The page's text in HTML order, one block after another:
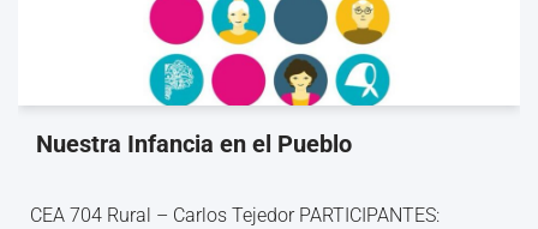
Nuestra Infancia en el Pueblo
CEA 704 Rural – Carlos Tejedor PARTICIPANTES: